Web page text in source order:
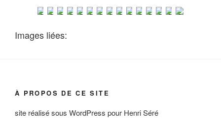
Images liées:
À PROPOS DE CE SITE
site réalisé sous WordPress pour Henri Séré